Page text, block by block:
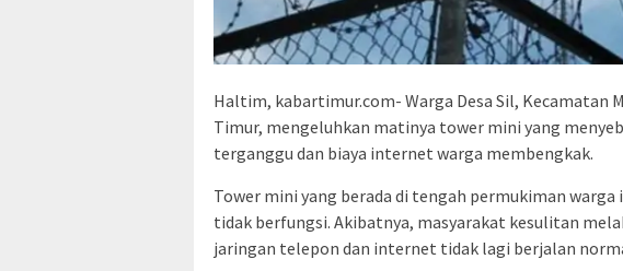
Haltim, kabartimur.com- Warga Desa Sil, Kecamatan
Timur, mengeluhkan matinya tower mini yang
terganggu dan biaya internet warga membengkak.
Tower mini yang berada di tengah permukiman
tidak berfungsi. Akibatnya, masyarakat kesulitan
jaringan telepon dan internet tidak lagi berjalan